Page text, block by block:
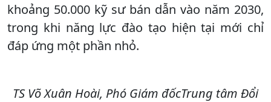
khoảng 50.000 kỹ sư bán dẫn vào năm 2030,
trong khi năng lực đào tạo hiện tại mới chỉ
đáp ứng một phần nhỏ.
TS Võ Xuân Hoài, Phó Giám đốcTrung tâm Đổi